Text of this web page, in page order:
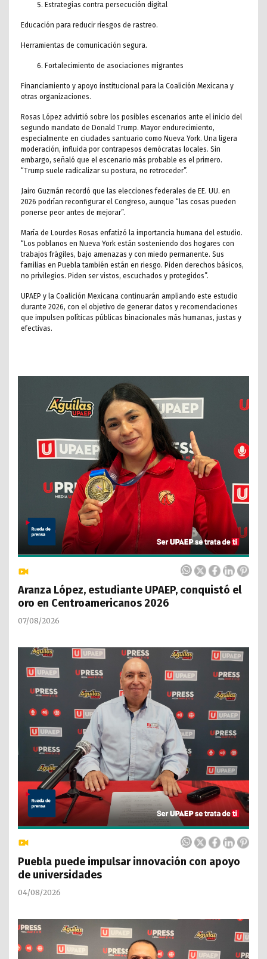
Estrategias contra persecución digital
Educación para reducir riesgos de rastreo.
Herramientas de comunicación segura.
Fortalecimiento de asociaciones migrantes
Financiamiento y apoyo institucional para la Coalición Mexicana y
otras organizaciones.
Rosas López advirtió sobre los posibles escenarios ante el inicio del
segundo mandato de Donald Trump. Mayor endurecimiento,
especialmente en ciudades santuario como Nueva York. Una ligera
moderación, influida por contrapesos demócratas locales. Sin
embargo, señaló que el escenario más probable es el primero.
“Trump suele radicalizar su postura, no retroceder”.
Jairo Guzmán recordó que las elecciones federales de EE. UU. en
2026 podrían reconfigurar el Congreso, aunque “las cosas pueden
ponerse peor antes de mejorar”.
María de Lourdes Rosas enfatizó la importancia humana del estudio.
“Los poblanos en Nueva York están sosteniendo dos hogares con
trabajos frágiles, bajo amenazas y con miedo permanente. Sus
familias en Puebla también están en riesgo. Piden derechos básicos,
no privilegios. Piden ser vistos, escuchados y protegidos”.
UPAEP y la Coalición Mexicana continuarán ampliando este estudio
durante 2026, con el objetivo de generar datos y recomendaciones
que impulsen políticas públicas binacionales más humanas, justas y
efectivas.
Aranza López, estudiante UPAEP, conquistó el
oro en Centroamericanos 2026
07/08/2026
Puebla puede impulsar innovación con apoyo
de universidades
04/08/2026